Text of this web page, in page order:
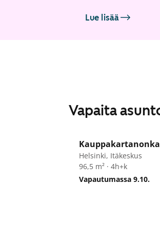
Lue lisää
Vapaita
Helsinki, Itäkeskus
96,5 m² · 4h+k
Vapautumassa 9.10.